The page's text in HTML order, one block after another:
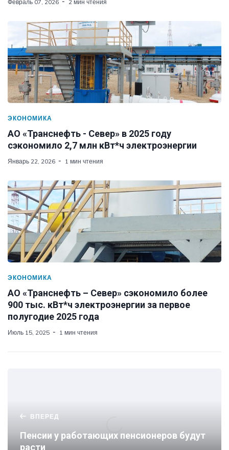
Февраль 07, 2026 2 мин чтения
ЭКОНОМИКА
АО «Транснефть - Север» в 2025 году
сэкономило 2,7 млн кВт*ч электроэнергии
Январь 22, 2026 1 мин чтения
ЭКОНОМИКА
АО «Транснефть – Север» сэкономило более
900 тыс. кВт*ч электроэнергии за первое
полугодие 2025 года
Июль 15, 2025 1 мин чтения
ВПЕРЕД
Пенсии у работающих пенсионеров будут
расти